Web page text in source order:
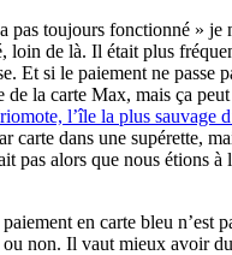
pas toujours fonctionné » je
loin de là. Il était plus
Et si le paiement ne passe
de la carte Max, mais ça
l’île la plus sauvage
carte dans une supérette,
pas alors que nous étions à
en carte bleu n’est
ou non. Il vaut mieux avoir